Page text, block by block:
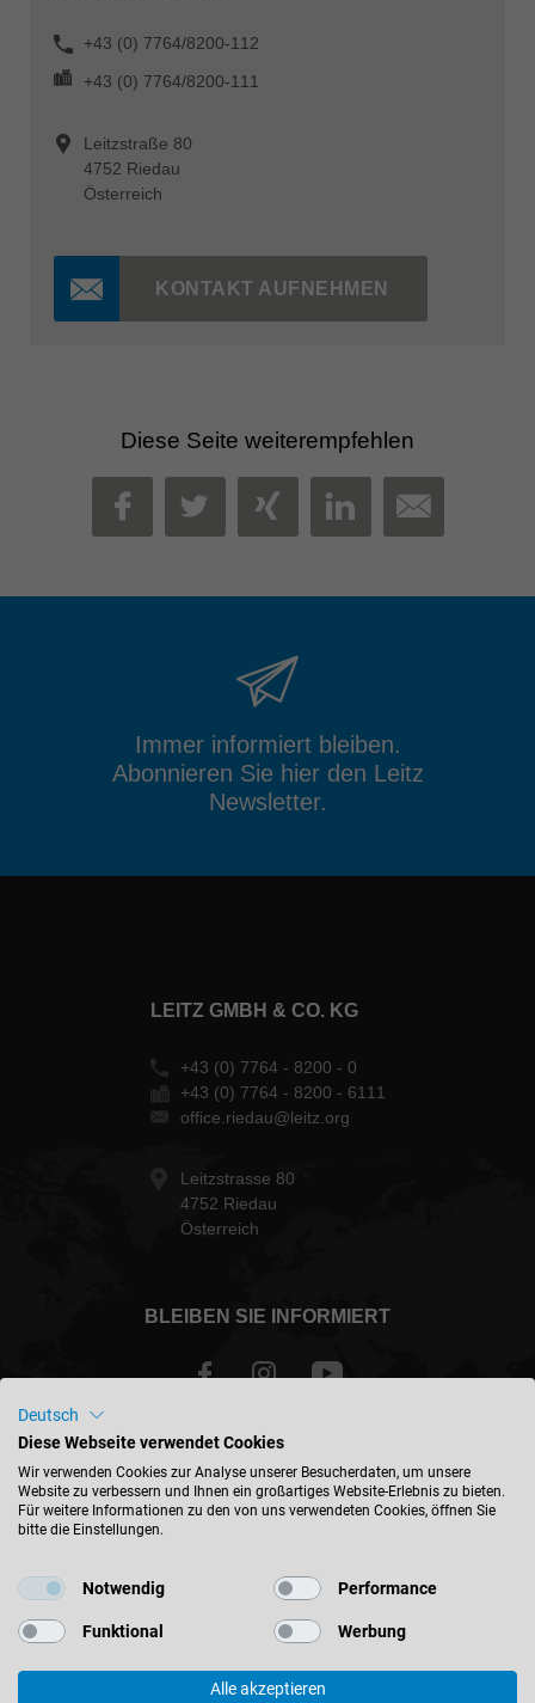
+43 (0) 7764/8200-112
+43 (0) 7764/8200-111
Leitzstraße 80
4752 Riedau
Österreich
KONTAKT AUFNEHMEN
Diese Seite weiterempfehlen
FACEBOOK
TWITTER
XINGLINKEDIN
MAIL
Immer informiert bleiben.
Abonnieren Sie hier den Leitz
Newsletter.
LEITZ GMBH & CO. KG
+43 (0) 7764 - 8200 - 0
+43 (0) 7764 - 8200 - 6111
office.riedau@leitz.org
Leitzstrasse 80
4752 Riedau
Österreich
BLEIBEN SIE INFORMIERT
Österreich - deutsch
STANDORT FINDEN
© 2026 Leitz GmbH & Co. KG
Deutsch
Diese Webseite verwendet Cookies
Wir verwenden Cookies zur Analyse unserer Besucherdaten, um unsere
Website zu verbessern und Ihnen ein großartiges Website-Erlebnis zu bieten.
Für weitere Informationen zu den von uns verwendeten Cookies, öffnen Sie
bitte die Einstellungen.
Notwendig Performance
Funktional Werbung
Alle akzeptieren